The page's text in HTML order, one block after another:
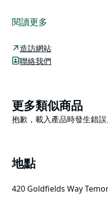
色，如沉澱池、成蔭的桉樹
察者詳細介紹了環境特徵
的寧靜景色也是該地區的一
濕地教育區內有四種本土
閱讀更多
造訪網站
聯絡我們
Product
List
更多類似商品
Product
抱歉，載入產品時發生錯誤
地點
420 Goldfields Way